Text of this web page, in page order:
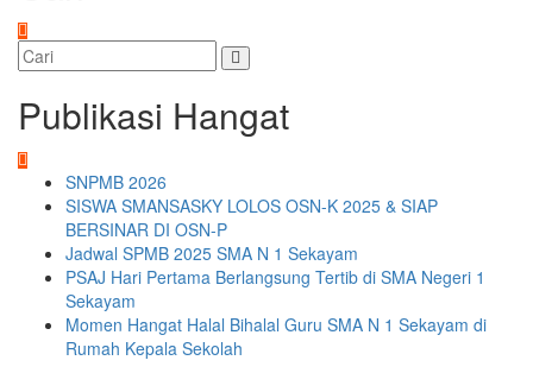
Publikasi Hangat
SNPMB 2026
SISWA SMANSASKY LOLOS OSN-K 2025 & SIAP
BERSINAR DI OSN-P
Jadwal SPMB 2025 SMA N 1 Sekayam
PSAJ Hari Pertama Berlangsung Tertib di SMA Negeri 1
Sekayam
Momen Hangat Halal Bihalal Guru SMA N 1 Sekayam di
Rumah Kepala Sekolah